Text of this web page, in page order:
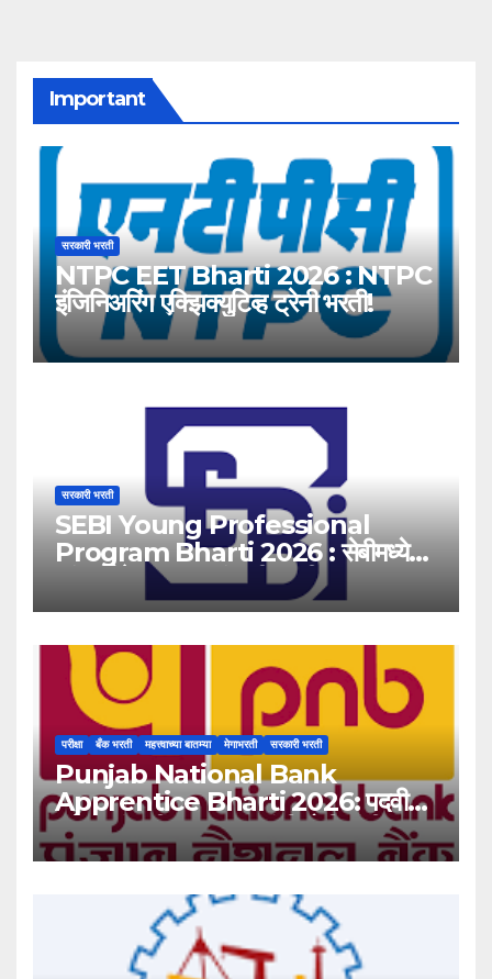
Important
सरकारी भरती
NTPC EET Bharti 2026 : NTPC
इंजिनिअरिंग एक्झिक्युटिव्ह ट्रेनी भरती!
सरकारी भरती
SEBI Young Professional
Program Bharti 2026 : सेबीमध्ये
‘यंग प्रोफेशनल’ पदांसाठी भरती!
परीक्षा बँक भरती महत्त्वाच्या बातम्या मेगाभरती सरकारी भरती
Punjab National Bank
Apprentice Bharti 2026: पदवीधर
उमेदवारांसाठी ५१३८ जागांची मोठी संधी!